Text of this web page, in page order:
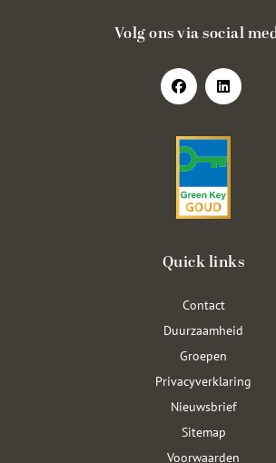
Volg ons via social
Quick links
Contact
Duurzaamheid
Groepen
Privacyverklaring
Nieuwsbrief
Sitemap
Voorwaarden